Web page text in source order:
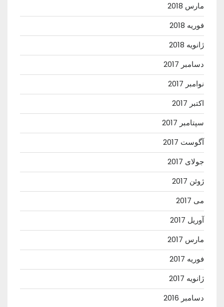
مارس 2018
فوریه 2018
ژانویه 2018
دسامبر 2017
نوامبر 2017
اکتبر 2017
سپتامبر 2017
آگوست 2017
جولای 2017
ژوئن 2017
می 2017
آوریل 2017
مارس 2017
فوریه 2017
ژانویه 2017
دسامبر 2016